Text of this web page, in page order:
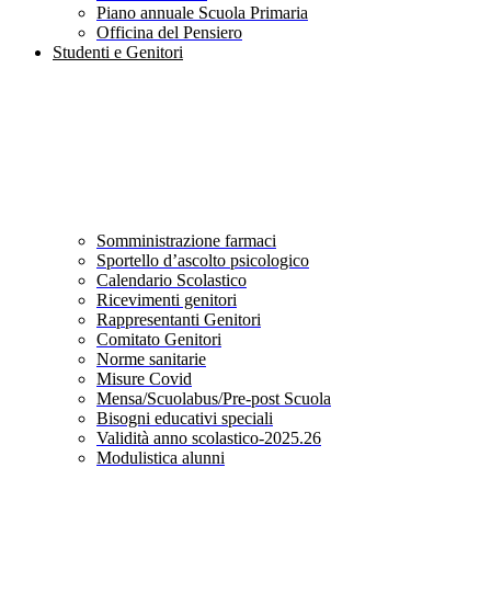
Piano annuale Scuola Primaria
Officina del Pensiero
Studenti e Genitori
Somministrazione farmaci
Sportello d’ascolto psicologico
Calendario Scolastico
Ricevimenti genitori
Rappresentanti Genitori
Comitato Genitori
Norme sanitarie
Misure Covid
Mensa/Scuolabus/Pre-post Scuola
Bisogni educativi speciali
Validità anno scolastico-2025.26
Modulistica alunni